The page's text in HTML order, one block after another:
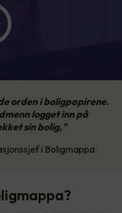
orden i boligpapirene.
logget inn på
sin bolig,"
i Boligmappa.